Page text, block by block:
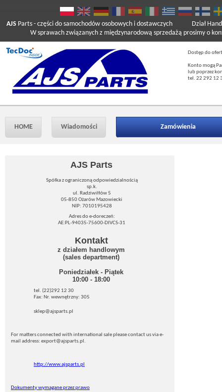
AJS Parts - części do samochodów osobowych i dostawczych
W sprawach związanych z międzynarodową sprzedażą prosimy o
Dział
Dostęp do
Konto mogą
lub poprzez
tel. 22 292 12
HOME Wiadomości Zamówienia
AJS Parts
Spółka z ograniczoną odpowiedzialnością
sp.k.
ul. Radziwiłłów 5
05-850 Ożarów Mazowiecki
NIP: 7010195428
Adres do e-doreczeń:
AE:PL-94035-75600-DIVCS-31
Kontakt
z działem handlowym
(sales department)
Poniedziałek - Piątek
10:00 - 18:00
tel. (22)292 12 30
Fax: Nr. wewnętrzny: 305
sklep@ajsparts.pl
For matters connected with international sale please contact us via e-
mail address: export@ajsparts.pl.
http://www.ajsparts.pl
Dokumenty wymagane przez prawo